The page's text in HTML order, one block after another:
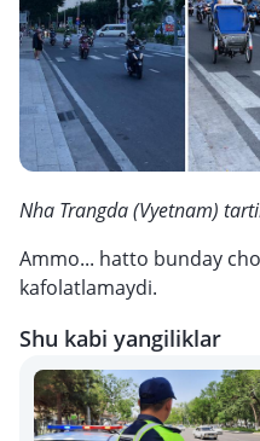
Nha Trangda (Vyetnam)
Ammo... hatto bunday
kafolatlamaydi.
Shu kabi yangiliklar